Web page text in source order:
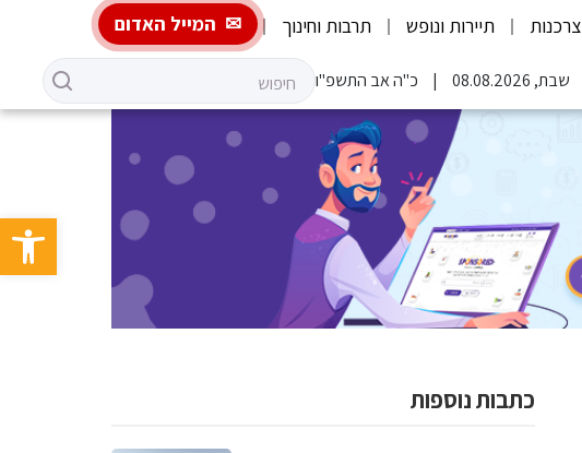
פתח
צרכנות תיירות ונופש תרבות וחינוך המייל האדום
שבת, 08.08.2026 כ"ה אב התשפ"ו
כתבות נוספות